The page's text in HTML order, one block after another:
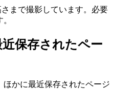
まで撮影しています。必要
保存されたペー
かに最近保存されたページ